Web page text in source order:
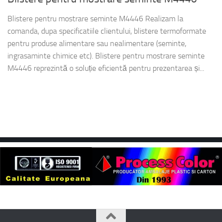
Blistere pentru mostrare seminte M4446 Realizam la
comanda, dupa specificatiile clientului, blistere termoformate
pentru produse alimentare sau nealimentare (seminte,
ingrasaminte chimice etc). Blistere pentru mostrare seminte
M4446 reprezintă o soluție eficientă pentru prezentarea și...